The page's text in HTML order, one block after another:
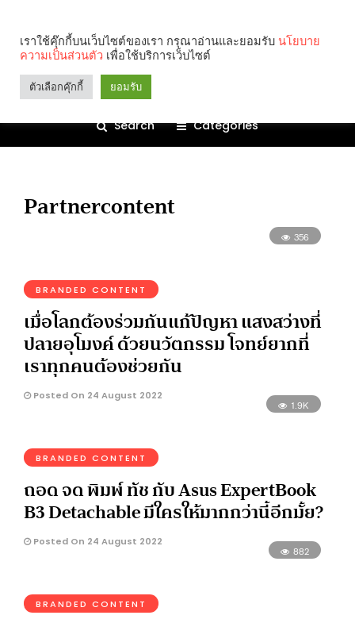
Search Categories
Partnercontent
356
BRANDED CONTENT
เมื่อโลกต้องร่วมกันแก้ปัญหา แสงสว่างที่
ปลายอุโมงค์ ด้วยนวัตกรรม โจทย์ยากที่
เราทุกคนต้องช่วยกัน
Posted On 24 August 2022
1.9K
BRANDED CONTENT
ถอด จด พิมพ์ ทัช กับ Asus ExpertBook
B3 Detachable มีใครให้มากกว่านี้อีกมั้ย?
Posted On 24 August 2022
882
BRANDED CONTENT
เราใช้คุ๊กกี้บนเว็บไซต์ของเรา กรุณาอ่านและยอมรับ นโยบาย
ความเป็นส่วนตัว เพื่อใช้บริการเว็บไซต์
ตัวเลือกคุ๊กกี้ ยอมรับ